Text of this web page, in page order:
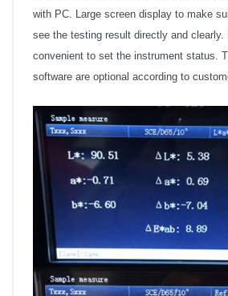
with PC. Large screen display to make
see the testing result directly and clearly.
convenient to set the instrument status.
software are optional according to